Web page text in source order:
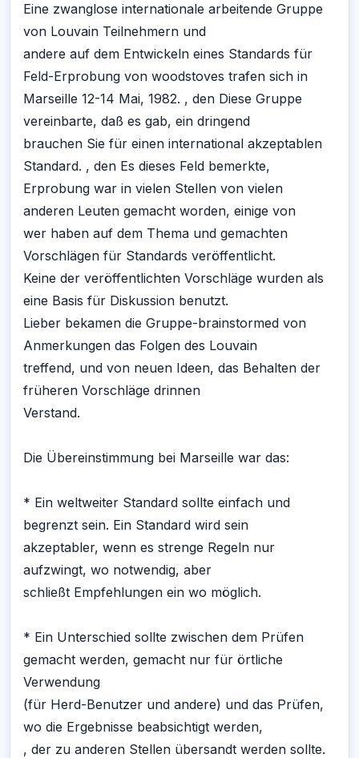
Eine zwanglose internationale arbeitende Gruppe
von Louvain Teilnehmern und
andere auf dem Entwickeln eines Standards für
Feld-Erprobung von woodstoves trafen sich in
Marseille 12-14 Mai, 1982. , den Diese Gruppe
vereinbarte, daß es gab, ein dringend
brauchen Sie für einen international akzeptablen
Standard. , den Es dieses Feld bemerkte,
Erprobung war in vielen Stellen von vielen
anderen Leuten gemacht worden, einige von
wer haben auf dem Thema und gemachten
Vorschlägen für Standards veröffentlicht.
Keine der veröffentlichten Vorschläge wurden als
eine Basis für Diskussion benutzt.
Lieber bekamen die Gruppe-brainstormed von
Anmerkungen das Folgen des Louvain
treffend, und von neuen Ideen, das Behalten der
früheren Vorschläge drinnen
Verstand.
Die Übereinstimmung bei Marseille war das:
* Ein weltweiter Standard sollte einfach und
begrenzt sein. Ein Standard wird sein
akzeptabler, wenn es strenge Regeln nur
aufzwingt, wo notwendig, aber
schließt Empfehlungen ein wo möglich.
* Ein Unterschied sollte zwischen dem Prüfen
gemacht werden, gemacht nur für örtliche
Verwendung
(für Herd-Benutzer und andere) und das Prüfen,
wo die Ergebnisse beabsichtigt werden,
, der zu anderen Stellen übersandt werden sollte.